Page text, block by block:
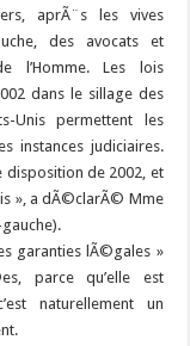
aprÃ¨s les vives
des avocats et
l’Homme. Les lois
dans le sillage des
Unis permettent les
instances judiciaires.
disposition de 2002, et
», a dÃ©clarÃ© Mme
garanties lÃ©gales »
parce qu’elle est
naturellement un